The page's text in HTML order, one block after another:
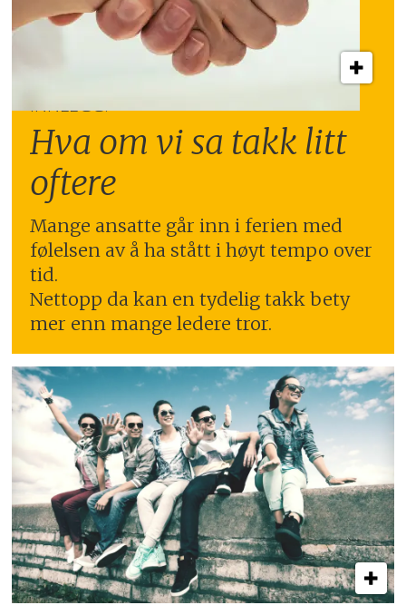
INNLEGG:
Hva om vi sa takk litt
oftere
Mange ansatte går inn i ferien med
følelsen av å ha stått i høyt tempo over
tid.
Nettopp da kan en tydelig takk bety
mer enn mange ledere tror.